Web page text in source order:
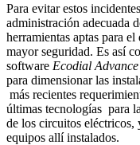
Para evitar estos
administración adecuada
herramientas aptas para
mayor seguridad. Es así
software Ecodial
para dimensionar las
más recientes
últimas tecnologías para
de los circuitos eléctricos,
equipos allí instalados.